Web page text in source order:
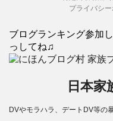
プライバシ
ブログランキング参加
っしてね♫
日本家
DVやモラハラ、デートDV等の